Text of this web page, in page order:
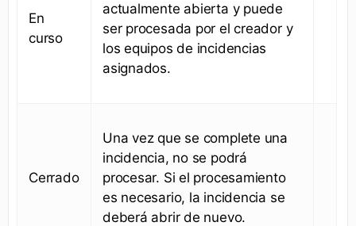
En
curso
actualmente abierta y puede
ser procesada por el creador y
los equipos de incidencias
asignados.
Cerrado
Una vez que se complete una
incidencia, no se podrá
procesar. Si el procesamiento
es necesario, la incidencia se
deberá abrir de nuevo.